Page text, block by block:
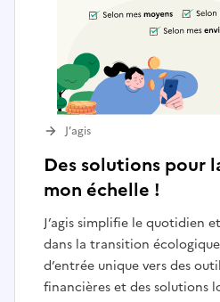
Des solutions pour
mon échelle !
J’agis simplifie le quotidien
dans la transition
d’entrée unique vers des
financières et des solutions
J’agis